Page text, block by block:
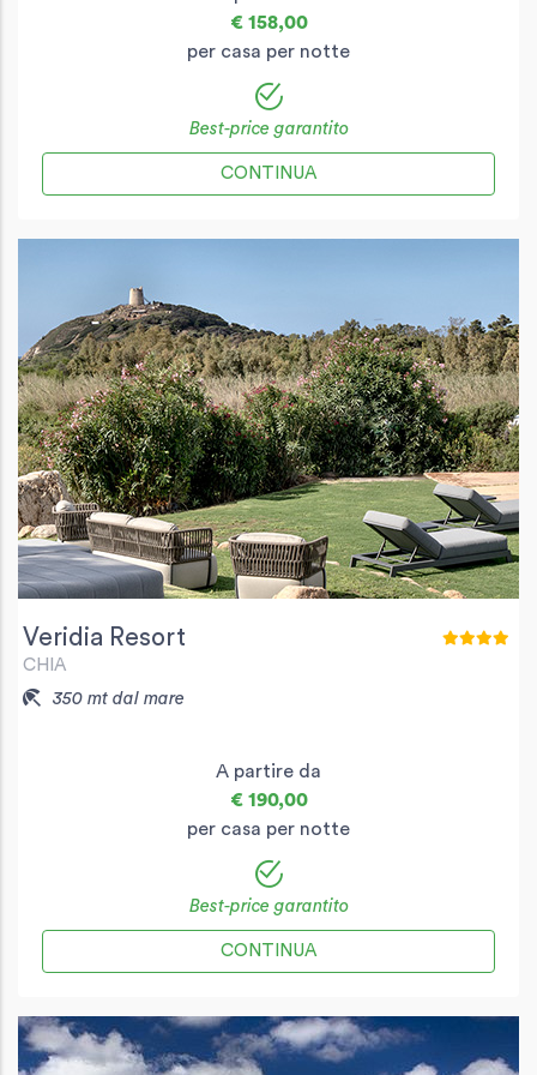
€ 158,00
per casa per notte
Best-price garantito
CONTINUA
Veridia Resort
CHIA
350 mt dal mare
A partire da
€ 190,00
per casa per notte
Best-price garantito
CONTINUA